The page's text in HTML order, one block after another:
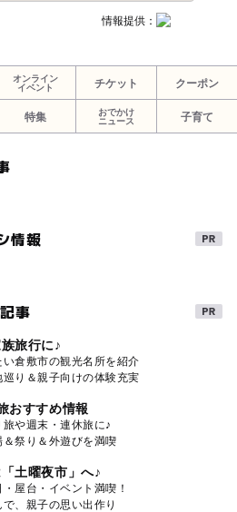
情報提供：
オンライン
イベント
チケット クーポン
特集
おでかけ
ニュース
子育て
情報
事
旅行に♪
い倉敷市の観光名所を紹介
巡り＆親子向けの体験充実
おすすめ情報
旅や週末・連休旅に♪
祭り＆外遊びを満喫
土曜夜市」へ♪
屋台・イベント満喫！
、親子の思い出作り